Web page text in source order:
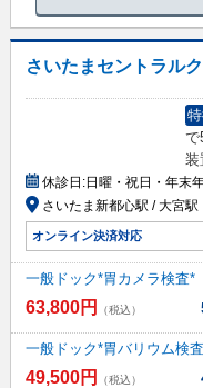
さいたまセントラル
で
装
休診日:日曜・祝日・年末
さいたま新都心駅 / 大宮駅
オンライン決済対応
一般ドック*胃カメラ検査*
63,800円 （税込）
一般ドック*胃バリウム検
49,500円 （税込）